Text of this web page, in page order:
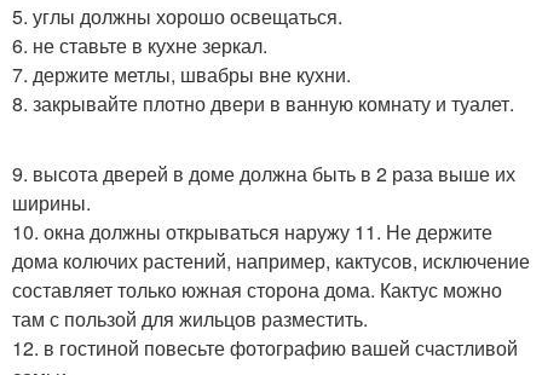
5. углы должны хорошо освещаться.
6. не ставьте в кухне зеркал.
7. держите метлы, швабры вне кухни.
8. закрывайте плотно двери в ванную комнату и туалет.
9. высота дверей в доме должна быть в 2 раза выше их
ширины.
10. окна должны открываться наружу 11. Не держите
дома колючих растений, например, кактусов, исключение
составляет только южная сторона дома. Кактус можно
там с пользой для жильцов разместить.
12. в гостиной повесьте фотографию вашей счастливой